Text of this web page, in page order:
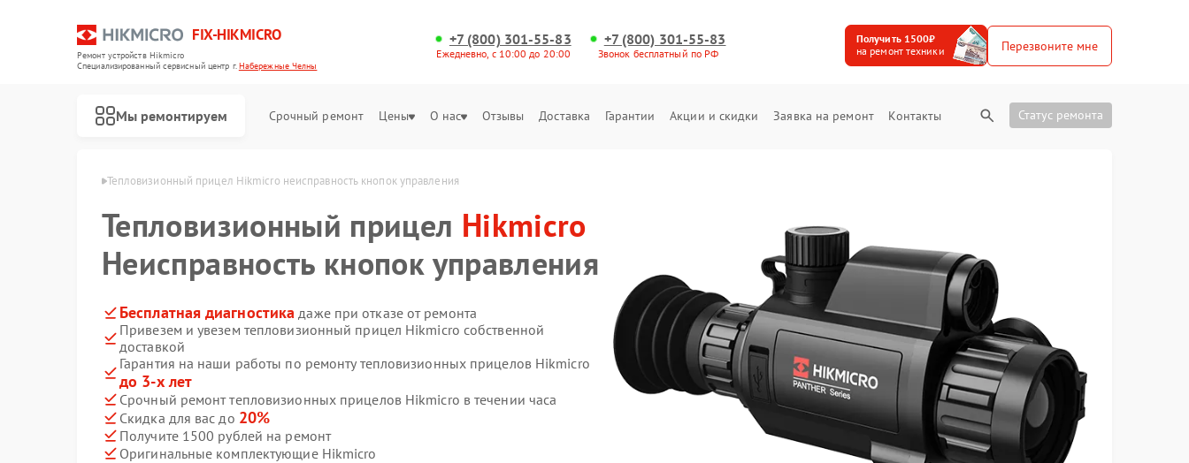
FIX-HIKMICRO
Ремонт устройств Hikmicro
Специализированный cервисный центр г.Набережные Челны
+7 (800) 301-55-83
Ежедневно, с 10:00 до 20:00
+7 (800) 301-55-83
Звонок бесплатный по РФ
Получить 1500₽
на ремонт техники
Перезвоните мне
Мы ремонтируем Срочный ремонт Цены О нас Отзывы Доставка Гарантии Акции и скидки Заявка на ремонт Контакты Статус ремонта
Тепловизионный прицел Hikmicro неисправность кнопок управления
Тепловизионный прицел Hikmicro
Неисправность кнопок управления
Бесплатная диагностика даже при отказе от ремонта
Привезем и увезем тепловизионный прицел Hikmicro собственной
доставкой
Гарантия на наши работы по ремонту тепловизионных прицелов Hikmicro
до 3-х лет
Срочный ремонт тепловизионных прицелов Hikmicro в течении часа
Скидка для вас до 20%
Получите 1500 рублей на ремонт
Оригинальные комплектующие Hikmicro